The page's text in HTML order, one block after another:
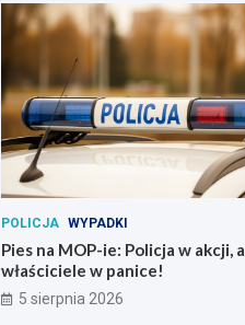
POLICJA WYPADKI
Pies na MOP-ie: Policja w akcji, a
właściciele w panice!
5 sierpnia 2026